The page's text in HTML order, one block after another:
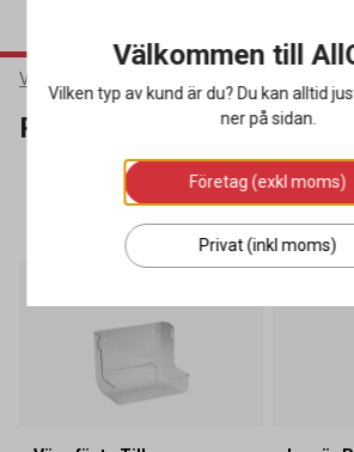
Varumärken
Philips
SORTERA
8 produkter
Välkommen till
Vilken typ av kund är du? Du kan alltid
ner på sidan.
Företag (exkl moms)
Privat (inkl moms)